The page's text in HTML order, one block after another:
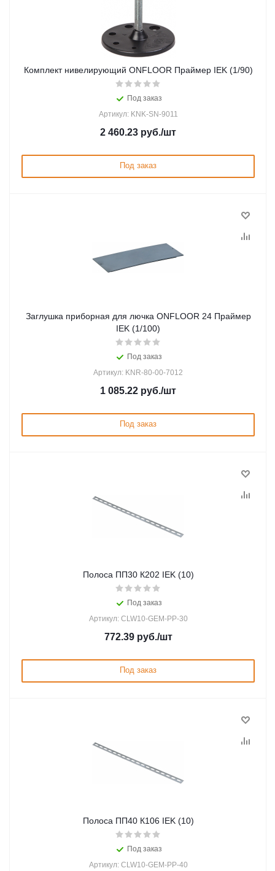
Комплект нивелирующий ONFLOOR Праймер IEK (1/90)
Под заказ
Артикул: KNK-SN-9011
2 460.23 руб./шт
Под заказ
Заглушка приборная для лючка ONFLOOR 24 Праймер
IEK (1/100)
Под заказ
Артикул: KNR-80-00-7012
1 085.22 руб./шт
Под заказ
Полоса ПП30 К202 IEK (10)
Под заказ
Артикул: CLW10-GEM-PP-30
772.39руб./шт
Под заказ
Полоса ПП40 К106 IEK (10)
Под заказ
Артикул: CLW10-GEM-PP-40